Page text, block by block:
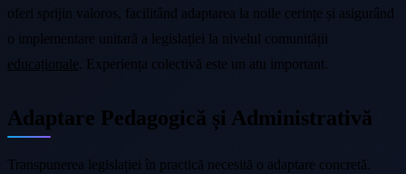
oferi sprijin valoros, facilitând adaptarea la noile cerințe și asigurând
o implementare unitară a legislației la nivelul comunității
educaționale . Experiența colectivă este un atu important.
Adaptare Pedagogică și Administrativă
Transpunerea legislației în practică necesită o adaptare concretă.